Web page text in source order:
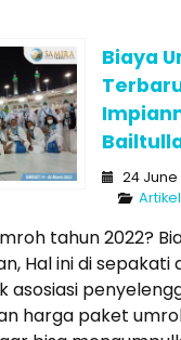
Biaya
24 June
Artikel
tahun 2022?
Hal ini di sepakati
asosiasi
harga paket